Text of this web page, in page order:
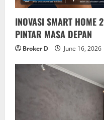
INOVASI SMART HOME
PINTAR MASA DEPAN
Broker D June 16, 2026